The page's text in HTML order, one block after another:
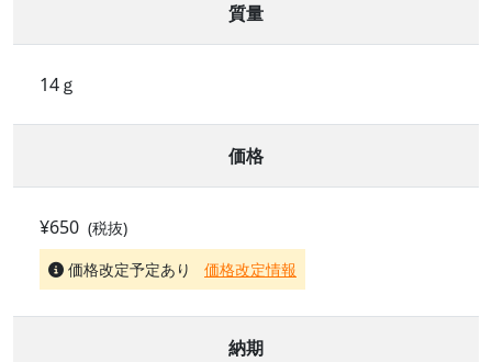
質量
14ｇ
価格
¥650 (税抜)
価格改定予定あり
価格改定情報
納期